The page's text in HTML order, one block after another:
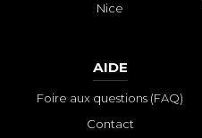
Nice
AIDE
Foire aux questions (FAQ)
Contact